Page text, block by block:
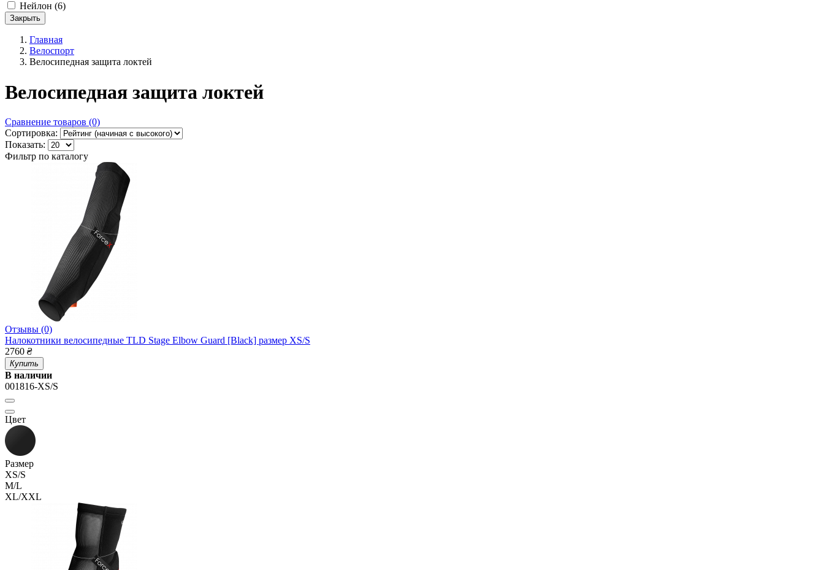
Нейлон (6)
Закрыть
Главная
Велоспорт
Велосипедная защита локтей
Велосипедная защита локтей
Сравнение товаров (0)
Сортировка:
Показать:
Фильтр по каталогу
Отзывы (0)
Налокотники велосипедные TLD Stage Elbow Guard [Black] размер XS/S
2760 ₴
Купить
В наличии
001816-XS/S
Цвет
Размер
XS/S
M/L
XL/XXL